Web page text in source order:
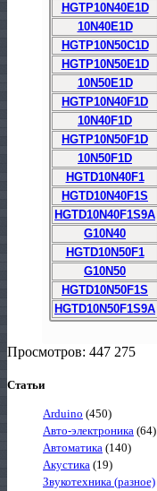
HGTP10N40E1D
10N40E1D
HGTP10N50C1D
HGTP10N50E1D
10N50E1D
HGTP10N40F1D
10N40F1D
HGTP10N50F1D
10N50F1D
HGTD10N40F1
HGTD10N40F1S
HGTD10N40F1S9A
G10N40
HGTD10N50F1
G10N50
HGTD10N50F1S
HGTD10N50F1S9A
Просмотров: 447 275
Статьи
Arduino (450)
Авто-электроника (64)
Автоматика (140)
Акустика (19)
Звукотехника (разное)